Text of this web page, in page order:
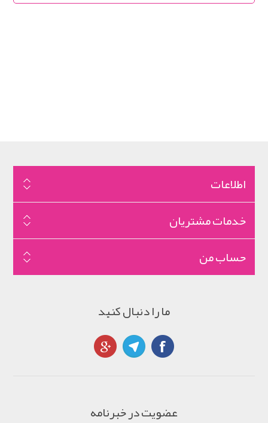
اطلاعات
خدمات مشتریان
حساب من
ما را دنبال کنید
عضویت در خبرنامه